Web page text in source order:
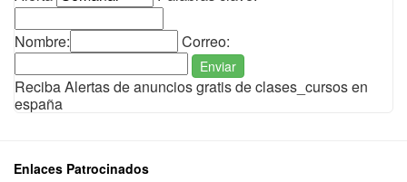
Nombre: Correo:
Enviar
Reciba Alertas de anuncios gratis de clases_cursos en
españa
Enlaces Patrocinados